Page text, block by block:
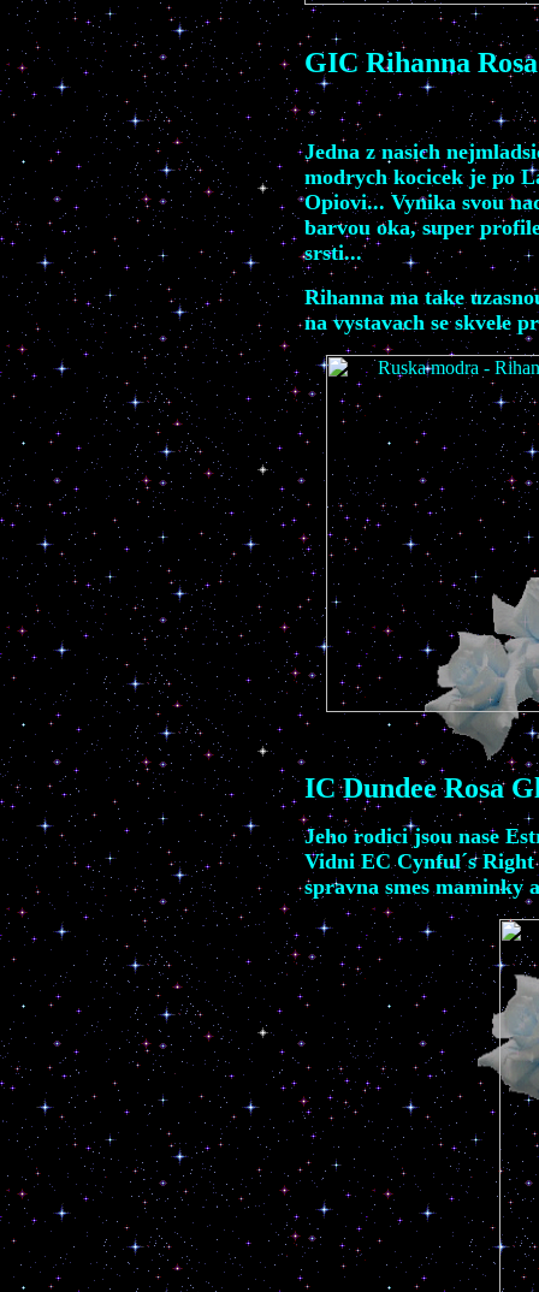
GICRihanna
Jedna z nasich
modrych kocicek je po
Opiovi... Vynika svou
barvou oka, super
srsti...
Rihanna ma take
na vystavach se skvele
ICDundee Rosa
Jeho rodicijsou nase
VidniEC Cynful´s
spravna smes maminky